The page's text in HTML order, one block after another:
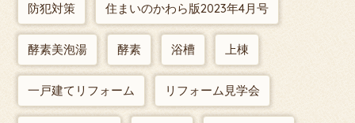
防犯対策 住まいのかわら版2023年4月号
酵素美泡湯 酵素 浴槽 上棟
一戸建てリフォーム リフォーム見学会